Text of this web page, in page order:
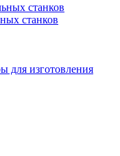
станков
станков
для изготовления